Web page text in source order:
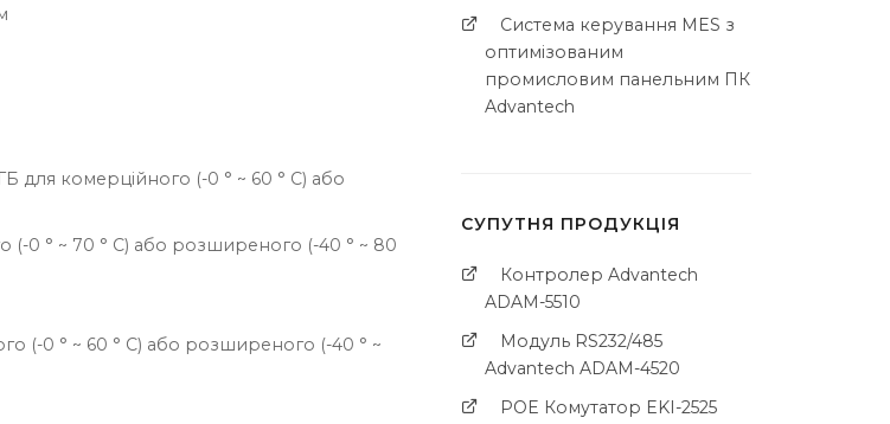
для комерційного (-0 ° ~ 60 ° C) або
(-0 ° ~ 70 ° C) або розширеного (-40 ° ~ 80
(-0 ° ~ 60 ° C) або розширеного (-40 ° ~
Система керування MES з
оптимізованим
промисловим панельним ПК
Advantech
СУПУТНЯ ПРОДУКЦІЯ
Контролер Advantech
ADAM-5510
Модуль RS232/485
Advantech ADAM-4520
POE Комутатор EKI-2525